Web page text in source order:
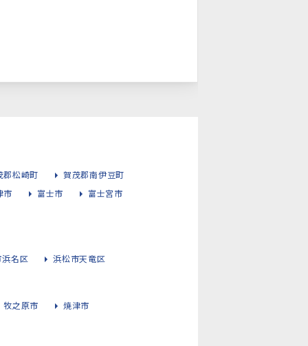
郡松崎町
賀茂郡南伊豆町
市
富士市 富士宮市
名区 浜松市天竜区
牧之原市 焼津市